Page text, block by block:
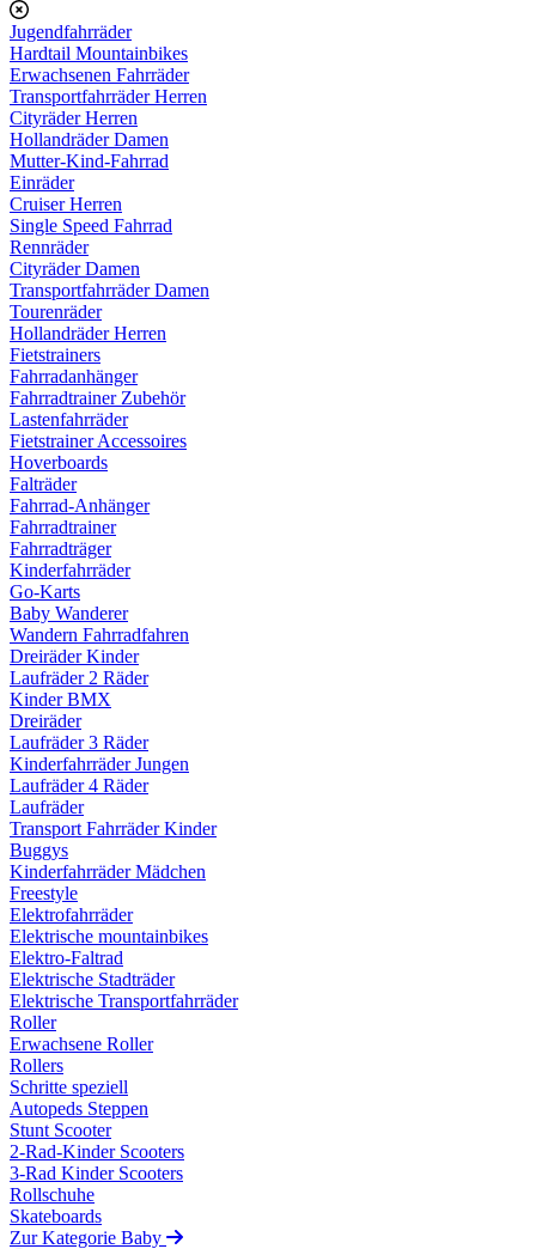
Jugendfahrräder
Hardtail Mountainbikes
Erwachsenen Fahrräder
Transportfahrräder Herren
Cityräder Herren
Hollandräder Damen
Mutter-Kind-Fahrrad
Einräder
Cruiser Herren
Single Speed Fahrrad
Rennräder
Cityräder Damen
Transportfahrräder Damen
Tourenräder
Hollandräder Herren
Fietstrainers
Fahrradanhänger
Fahrradtrainer Zubehör
Lastenfahrräder
Fietstrainer Accessoires
Hoverboards
Falträder
Fahrrad-Anhänger
Fahrradtrainer
Fahrradträger
Kinderfahrräder
Go-Karts
Baby Wanderer
Wandern Fahrradfahren
Dreiräder Kinder
Laufräder 2 Räder
Kinder BMX
Dreiräder
Laufräder 3 Räder
Kinderfahrräder Jungen
Laufräder 4 Räder
Laufräder
Transport Fahrräder Kinder
Buggys
Kinderfahrräder Mädchen
Freestyle
Elektrofahrräder
Elektrische mountainbikes
Elektro-Faltrad
Elektrische Stadträder
Elektrische Transportfahrräder
Roller
Erwachsene Roller
Rollers
Schritte speziell
Autopeds Steppen
Stunt Scooter
2-Rad-Kinder Scooters
3-Rad Kinder Scooters
Rollschuhe
Skateboards
Zur Kategorie Baby